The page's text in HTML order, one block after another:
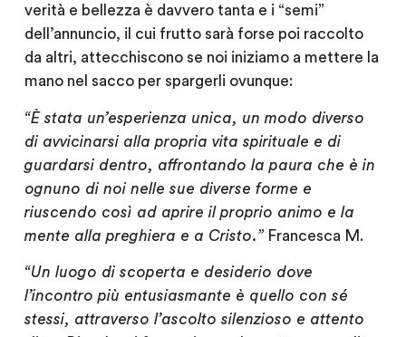
verità e bellezza è davvero tanta e i “semi”
dell’annuncio, il cui frutto sarà forse poi raccolto
da altri, attecchiscono se noi iniziamo a mettere la
mano nel sacco per spargerli ovunque:
“È stata un’esperienza unica, un modo diverso
di avvicinarsi alla propria vita spirituale e di
guardarsi dentro, affrontando la paura che è in
ognuno di noi nelle sue diverse forme e
riuscendo così ad aprire il proprio animo e la
mente alla preghiera e a Cristo.”Francesca M.
“Un luogo di scoperta e desiderio dove
l’incontro più entusiasmante è quello con sé
stessi, attraverso l’ascolto silenzioso e attento